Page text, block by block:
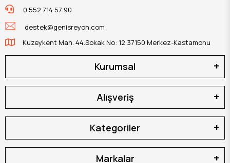
0 552 714 57 90
destek@genisreyon.com
Kuzeykent Mah. 44.Sokak No: 12 37150 Merkez-Kastamonu
Kurumsal
Alışveriş
Kategoriler
Markalar